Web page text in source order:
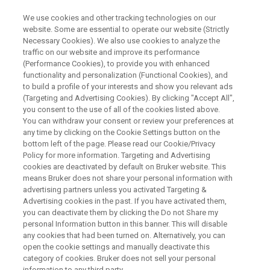
PRAXIS, INNOVATION & AUSTAUSCH
Anwenderforum FT-NIR für
Untersuchungsämter in Lebens-
und Futtermitteln
30. September bis 01. Oktober 2026 in Ettlingen
Event Info Anmeldung Mehr Informationen
We use cookies and other tracking technologies on our
website. Some are essential to operate our website (Strictly
Necessary Cookies). We also use cookies to analyze the
traffic on our website and improve its performance
(Performance Cookies), to provide you with enhanced
functionality and personalization (Functional Cookies), and
to build a profile of your interests and show you relevant ads
(Targeting and Advertising Cookies). By clicking "Accept All",
you consent to the use of all of the cookies listed above.
You can withdraw your consent or review your preferences at
any time by clicking on the Cookie Settings button on the
bottom left of the page. Please read our Cookie/Privacy
Policy for more information. Targeting and Advertising
cookies are deactivated by default on Bruker website. This
means Bruker does not share your personal information with
advertising partners unless you activated Targeting &
Advertising cookies in the past. If you have activated them,
you can deactivate them by clicking the Do not Share my
personal Information button in this banner. This will disable
any cookies that had been turned on. Alternatively, you can
open the cookie settings and manually deactivate this
category of cookies. Bruker does not sell your personal